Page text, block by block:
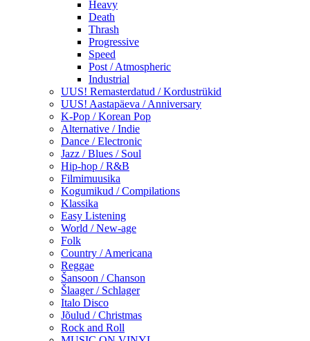
Heavy
Death
Thrash
Progressive
Speed
Post / Atmospheric
Industrial
UUS! Remasterdatud / Kordustrükid
UUS! Aastapäeva / Anniversary
K-Pop / Korean Pop
Alternative / Indie
Dance / Electronic
Jazz / Blues / Soul
Hip-hop / R&B
Filmimuusika
Kogumikud / Compilations
Klassika
Easy Listening
World / New-age
Folk
Country / Americana
Reggae
Šansoon / Chanson
Šlaager / Schlager
Italo Disco
Jõulud / Christmas
Rock and Roll